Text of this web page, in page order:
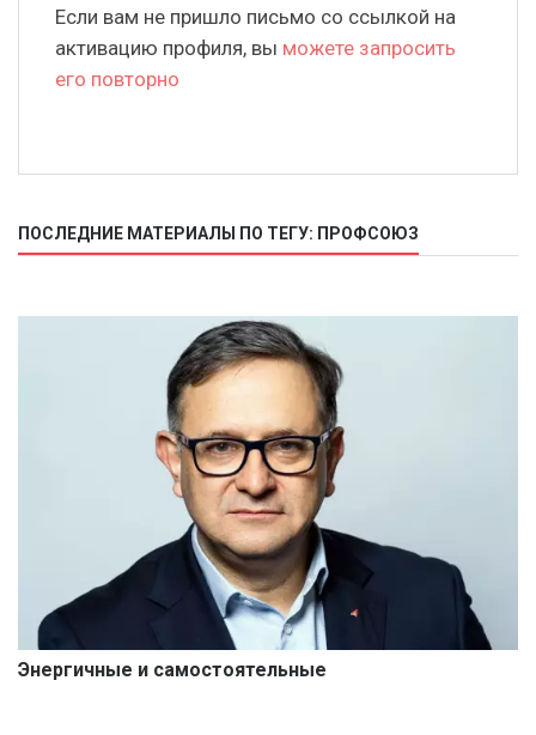
Если вам не пришло письмо со ссылкой на
активацию профиля, вы можете запросить
его повторно
ПОСЛЕДНИЕ МАТЕРИАЛЫ ПО ТЕГУ: ПРОФСОЮЗ
Энергичные и самостоятельные